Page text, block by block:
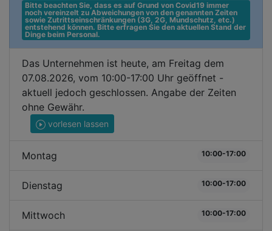
Bitte beachten Sie, dass es auf Grund von Covid19 immer
noch vereinzelt zu Abweichungen von den genannten Zeiten
sowie Zutrittseinschränkungen (3G, 2G, Mundschutz, etc.)
entstehend können. Bitte erfragen Sie den aktuellen Stand der
Dinge beim Personal.
Das Unternehmen ist heute, am Freitag dem
07.08.2026, vom 10:00-17:00 Uhr geöffnet -
aktuell jedoch geschlossen. Angabe der Zeiten
ohne Gewähr.
vorlesen lassen
Montag 10:00-17:00
Dienstag 10:00-17:00
Mittwoch 10:00-17:00